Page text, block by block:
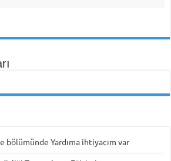
Yardıma ihtiyacım var